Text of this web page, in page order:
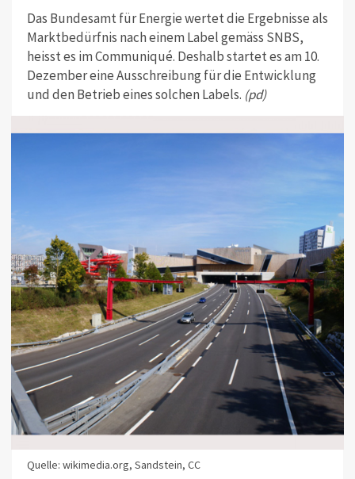
Das Bundesamt für Energie wertet die Ergebnisse als
Marktbedürfnis nach einem Label gemäss SNBS,
heisst es im Communiqué. Deshalb startet es am 10.
Dezember eine Ausschreibung für die Entwicklung
und den Betrieb eines solchen Labels. (pd)
Quelle: wikimedia.org, Sandstein, CC